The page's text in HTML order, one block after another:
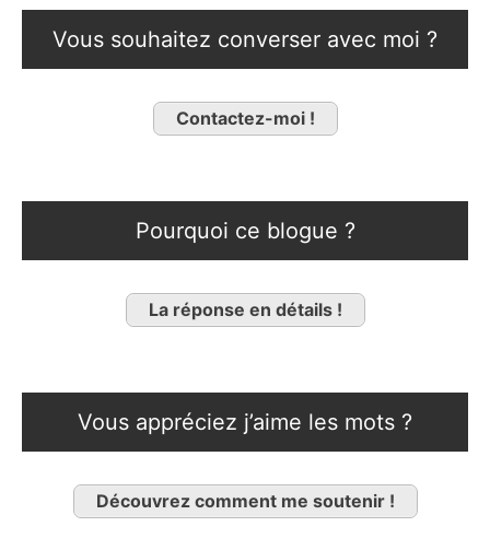
Vous souhaitez converser avec moi ?
Contactez-moi !
Pourquoi ce blogue ?
La réponse en détails !
Vous appréciez j’aime les mots ?
Découvrez comment me soutenir !